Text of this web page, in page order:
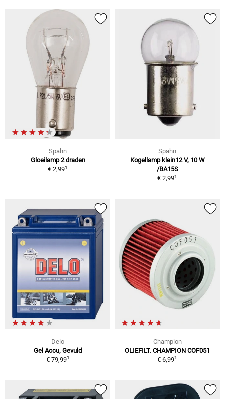
Spahn
Gloeilamp 2 draden
€ 2,991
Spahn
Kogellamp klein12 V, 10 W
/BA15S
€ 2,991
Delo
Gel Accu, Gevuld
€ 79,991
Champion
OLIEFILT. CHAMPION COF051
€ 6,991